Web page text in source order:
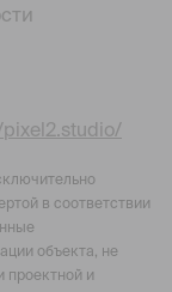
в соответствии
объекта, не
проектной и